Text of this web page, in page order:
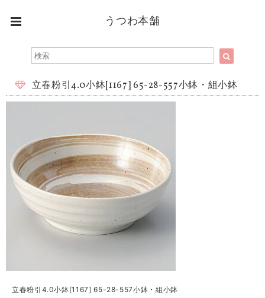
うつわ本舗
立春粉引4.0小鉢[1167] 65-28-557小鉢・組小鉢
立春粉引4.0小鉢[1167] 65-28-557小鉢・組小鉢